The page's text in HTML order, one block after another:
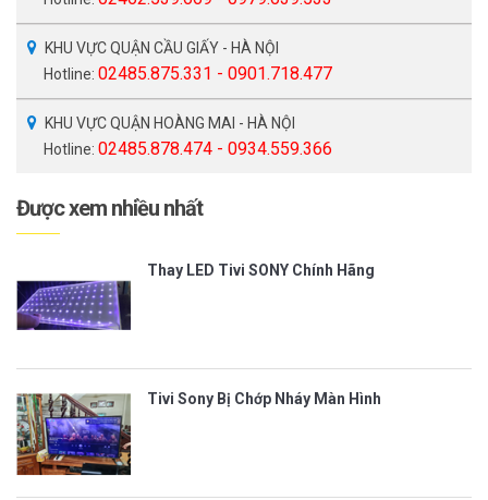
KHU VỰC QUẬN CẦU GIẤY - HÀ NỘI
Hotline: 02485.875.331 - 0901.718.477
KHU VỰC QUẬN HOÀNG MAI - HÀ NỘI
Hotline: 02485.878.474 - 0934.559.366
Được xem nhiều nhất
Thay LED Tivi SONY Chính Hãng
Tivi Sony Bị Chớp Nháy Màn Hình